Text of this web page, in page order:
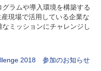
ラムや導入環境を構築する
現場で活用している企業な
ミッションにチャレンジし
2018 参加のお知らせ